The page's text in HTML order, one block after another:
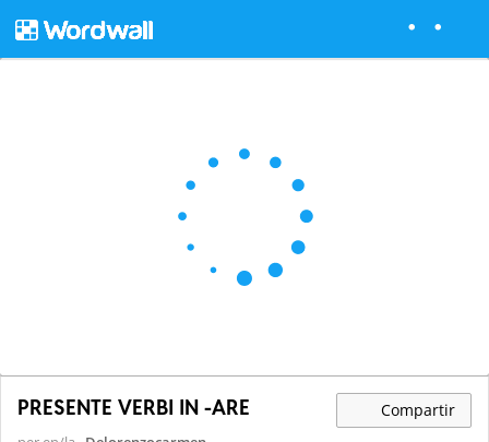
PRESENTE VERBI IN -ARE Compartir